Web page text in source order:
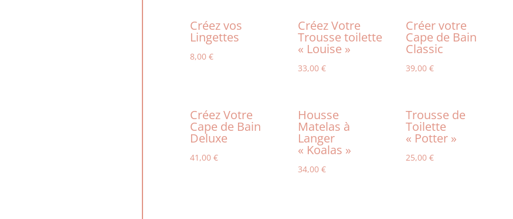
Créez vos
Lingettes
8,00 €
Créez Votre
Trousse toilette
« Louise »
33,00€
Créer votre
Cape de Bain
Classic
39,00€
Créez Votre
Cape de Bain
Deluxe
41,00 €
Housse
Matelas à
Langer
« Koalas »
34,00€
Trousse de
Toilette
« Potter »
25,00€